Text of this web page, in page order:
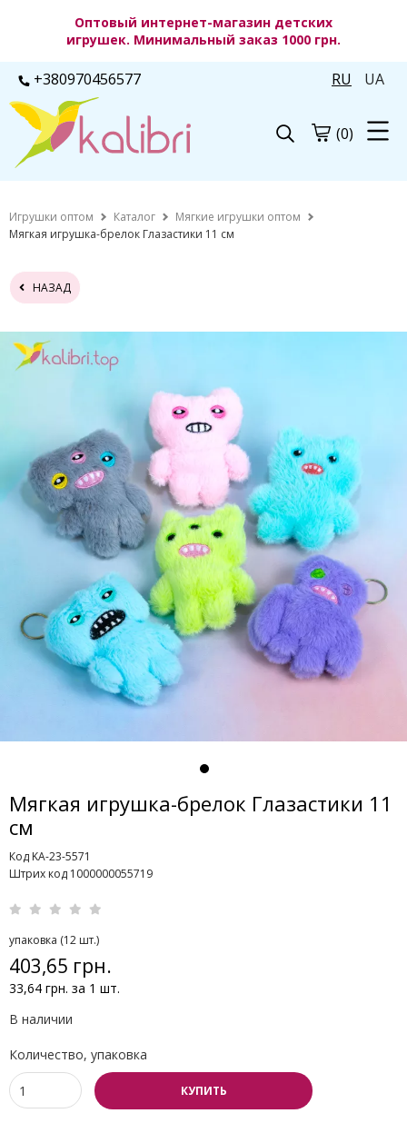
Оптовый интернет-магазин детских
игрушек. Минимальный заказ 1000 грн.
+380970456577 RU UA
(0)
Игрушки оптом Каталог
Мягкие игрушки оптом
Мягкая игрушка-брелок Глазастики 11 см
НАЗАД
Мягкая игрушка-брелок Глазастики 11
см
Код KA-23-5571
Штрих код 1000000055719
упаковка (12 шт.)
403,65 грн.
33,64 грн. за 1 шт.
В наличии
Количество, упаковка
КУПИТЬ